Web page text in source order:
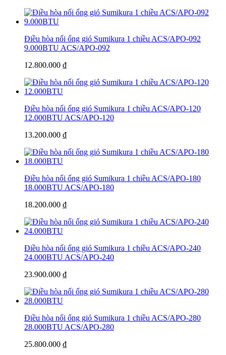
Điều hòa nối ống gió Sumikura 1 chiều ACS/APO-092
9.000BTU ACS/APO-092
12.800.000 ₫
Điều hòa nối ống gió Sumikura 1 chiều ACS/APO-120
12.000BTU ACS/APO-120
13.200.000 ₫
Điều hòa nối ống gió Sumikura 1 chiều ACS/APO-180
18.000BTU ACS/APO-180
18.200.000 ₫
Điều hòa nối ống gió Sumikura 1 chiều ACS/APO-240
24.000BTU ACS/APO-240
23.900.000 ₫
Điều hòa nối ống gió Sumikura 1 chiều ACS/APO-280
28.000BTU ACS/APO-280
25.800.000 ₫